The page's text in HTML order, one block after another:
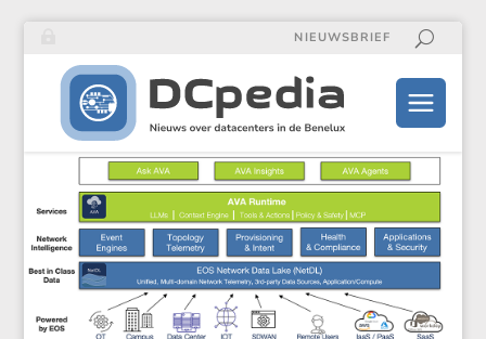
NIEUWSBRIEF